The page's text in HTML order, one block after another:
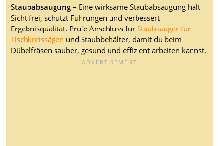
Staubabsaugung– Eine wirksame Staubabsaugung hält
Sicht frei, schützt Führungen und verbessert
Ergebnisqualität. Prüfe Anschluss fürStaubsauger für
Tischkreissägen und Staubbehälter, damit du beim
Dübelfräsen sauber, gesund und effizient arbeiten kannst.